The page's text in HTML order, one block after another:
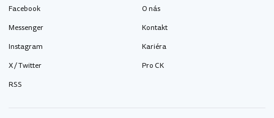
Facebook
Messenger
Instagram
X / Twitter
RSS
O nás
Kontakt
Kariéra
Pro CK